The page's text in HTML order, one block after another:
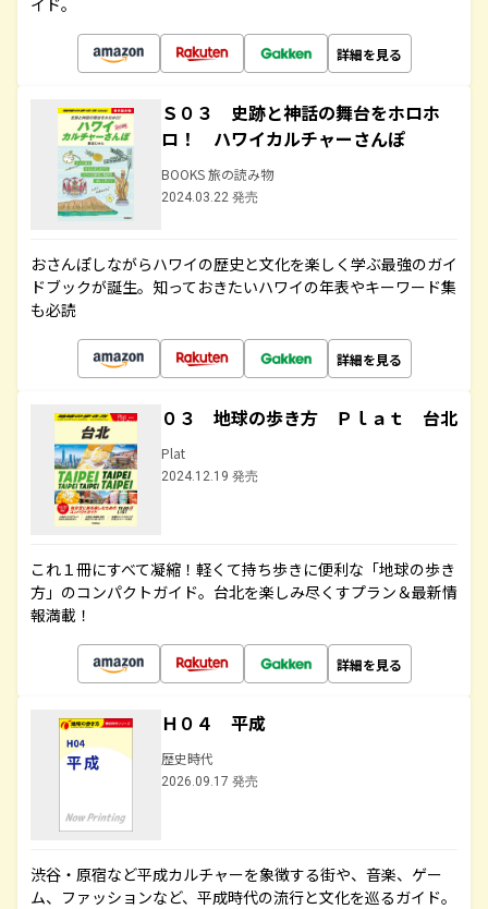
イド。
詳細を見る
Ｓ０３ 史跡と神話の舞台をホロホ
ロ！ ハワイカルチャーさんぽ
BOOKS 旅の読み物
2024.03.22 発売
おさんぽしながらハワイの歴史と文化を楽しく学ぶ最強のガイ
ドブックが誕生。知っておきたいハワイの年表やキーワード集
も必読
詳細を見る
０３ 地球の歩き方 Ｐｌａｔ 台北
Plat
2024.12.19 発売
これ１冊にすべて凝縮！軽くて持ち歩きに便利な「地球の歩き
方」のコンパクトガイド。台北を楽しみ尽くすプラン＆最新情
報満載！
詳細を見る
Ｈ０４ 平成
歴史時代
2026.09.17 発売
渋谷・原宿など平成カルチャーを象徴する街や、音楽、ゲー
ム、ファッションなど、平成時代の流行と文化を巡るガイド。